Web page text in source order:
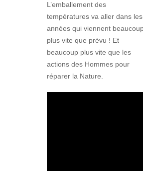
L’emballement des
températures va aller dans les
années qui viennent
plus vite que prévu ! Et
beaucoup plus vite que les
actions des Hommes pour
réparer la Nature.